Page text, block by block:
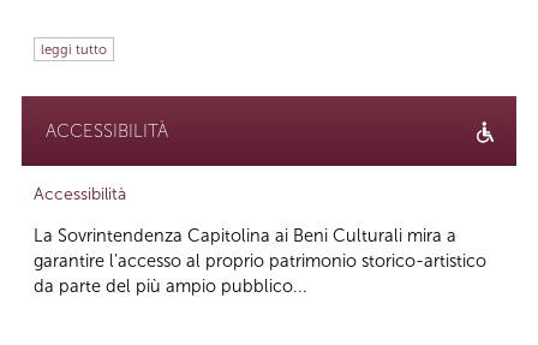
leggi tutto
ACCESSIBILITÀ
Accessibilità
La Sovrintendenza Capitolina ai Beni Culturali mira a
garantire l’accesso al proprio patrimonio storico-artistico
da parte del più ampio pubblico...